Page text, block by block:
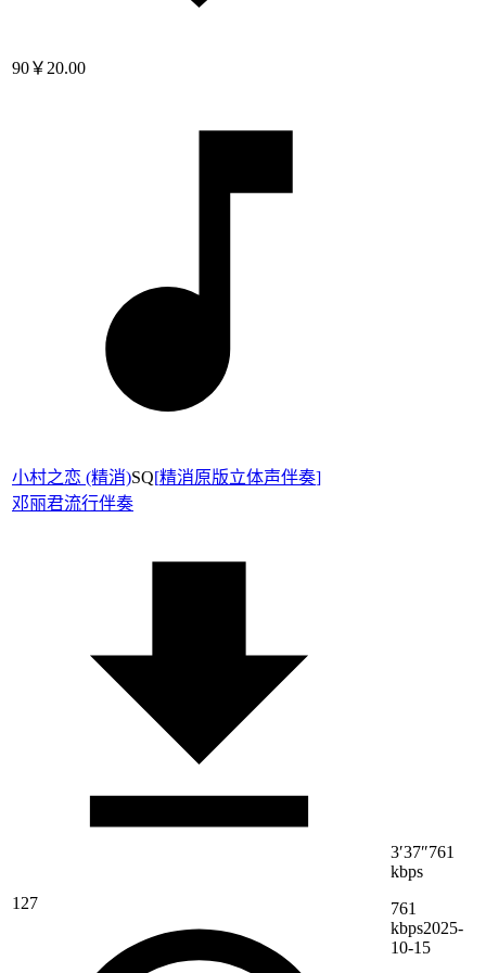
90￥20.00
小村之恋 (精消)SQ[精消原版立体声伴奏]
邓丽君流行伴奏
127
3′37″761
kbps
761
kbps2025-
10-15